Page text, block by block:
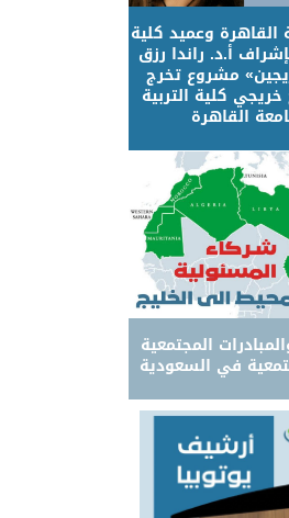
القاهرة وعميد كلية
أ.د. راندا رزق
مشروع تخرج
كلية التربية
القاهرة
المجتمعية
في السعودية